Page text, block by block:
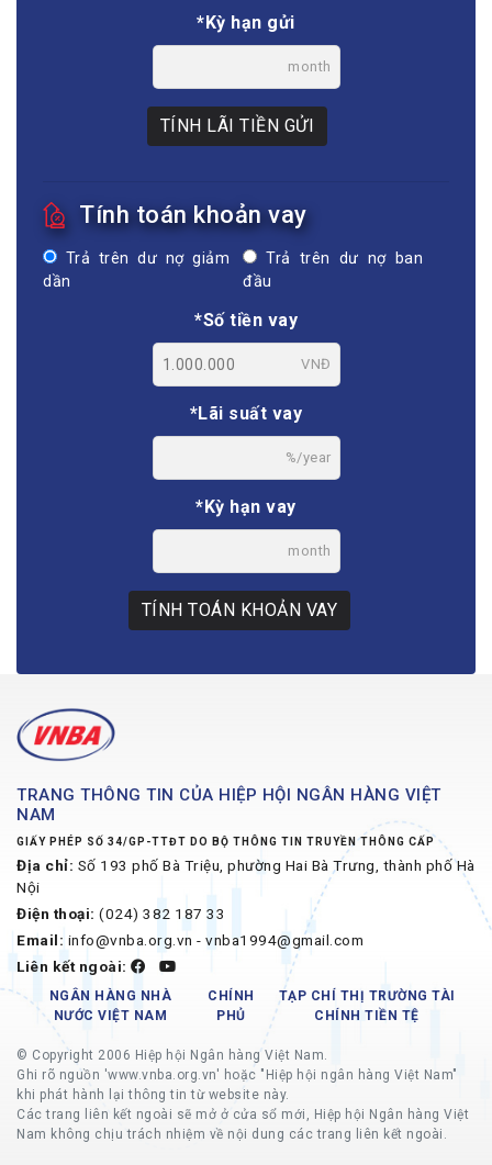
*Kỳ hạn gửi
month
TÍNH LÃI TIỀN GỬI
Tính toán khoản vay
Trả trên dư nợ giảm
dần
Trả trên dư nợ ban
đầu
*Số tiền vay
VNĐ
*Lãi suất vay
%/year
*Kỳ hạn vay
month
TÍNH TOÁN KHOẢN VAY
TRANG THÔNG TIN CỦA HIỆP HỘI NGÂN HÀNG VIỆT
NAM
GIẤY PHÉP SỐ 34/GP-TTĐT DO BỘ THÔNG TIN TRUYỀN THÔNG CẤP
Địa chỉ: Số 193 phố Bà Triệu, phường Hai Bà Trưng, thành phố Hà
Nội
Điện thoại: (024) 382 187 33
Email: info@vnba.org.vn - vnba1994@gmail.com
Liên kết ngoài:
NGÂN HÀNG NHÀ
NƯỚC VIỆT NAM
CHÍNH
PHỦ
TẠP CHÍ THỊ TRƯỜNG TÀI
CHÍNH TIỀN TỆ
© Copyright 2006 Hiệp hội Ngân hàng Việt Nam.
Ghi rõ nguồn 'www.vnba.org.vn' hoặc "Hiệp hội ngân hàng Việt Nam"
khi phát hành lại thông tin từ website này.
Các trang liên kết ngoài sẽ mở ở cửa sổ mới, Hiệp hội Ngân hàng Việt
Nam không chịu trách nhiệm về nội dung các trang liên kết ngoài.